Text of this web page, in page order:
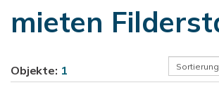
mieten
Objekte: 1